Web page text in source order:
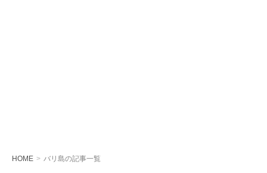
HOME バリ島の記事一覧